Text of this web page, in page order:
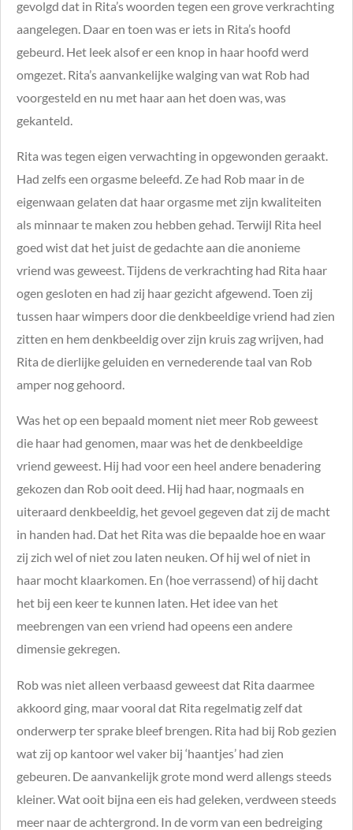
gevolgd dat in Rita’s woorden tegen een grove verkrachting
aangelegen. Daar en toen was er iets in Rita’s hoofd
gebeurd. Het leek alsof er een knop in haar hoofd werd
omgezet. Rita’s aanvankelijke walging van wat Rob had
voorgesteld en nu met haar aan het doen was, was
gekanteld.
Rita was tegen eigen verwachting in opgewonden geraakt.
Had zelfs een orgasme beleefd. Ze had Rob maar in de
eigenwaan gelaten dat haar orgasme met zijn kwaliteiten
als minnaar te maken zou hebben gehad. Terwijl Rita heel
goed wist dat het juist de gedachte aan die anonieme
vriend was geweest. Tijdens de verkrachting had Rita haar
ogen gesloten en had zij haar gezicht afgewend. Toen zij
tussen haar wimpers door die denkbeeldige vriend had zien
zitten en hem denkbeeldig over zijn kruis zag wrijven, had
Rita de dierlijke geluiden en vernederende taal van Rob
amper nog gehoord.
Was het op een bepaald moment niet meer Rob geweest
die haar had genomen, maar was het de denkbeeldige
vriend geweest. Hij had voor een heel andere benadering
gekozen dan Rob ooit deed. Hij had haar, nogmaals en
uiteraard denkbeeldig, het gevoel gegeven dat zij de macht
in handen had. Dat het Rita was die bepaalde hoe en waar
zij zich wel of niet zou laten neuken. Of hij wel of niet in
haar mocht klaarkomen. En (hoe verrassend) of hij dacht
het bij een keer te kunnen laten. Het idee van het
meebrengen van een vriend had opeens een andere
dimensie gekregen.
Rob was niet alleen verbaasd geweest dat Rita daarmee
akkoord ging, maar vooral dat Rita regelmatig zelf dat
onderwerp ter sprake bleef brengen. Rita had bij Rob gezien
wat zij op kantoor wel vaker bij ‘haantjes’ had zien
gebeuren. De aanvankelijk grote mond werd allengs steeds
kleiner. Wat ooit bijna een eis had geleken, verdween steeds
meer naar de achtergrond. In de vorm van een bedreiging